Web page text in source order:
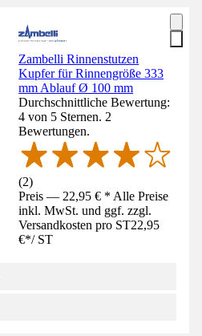
Zambelli Rinnenstutzen
Kupfer für Rinnengröße 333
mm Ablauf Ø 100 mm
Durchschnittliche Bewertung:
4 von 5 Sternen. 2
Bewertungen.
(2)
Preis — 22,95 € * Alle Preise
inkl. MwSt. und ggf. zzgl.
Versandkosten pro ST22,95
€*/ ST